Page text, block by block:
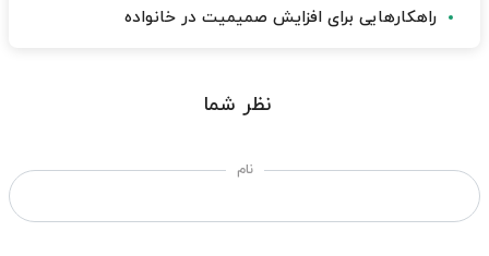
راهکارهایی برای افزایش صمیمیت در خانواده
نظر شما
نام